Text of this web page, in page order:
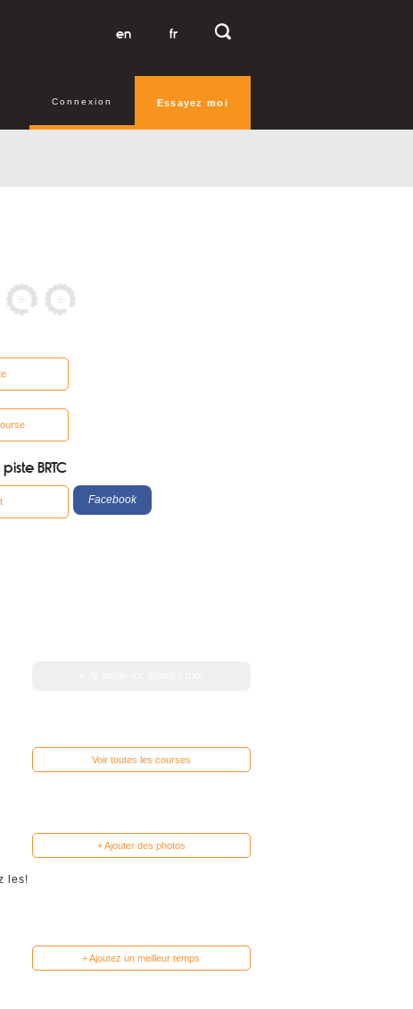
en fr
Connexion Essayez moi
BRTC
Facebook
Voir toutes les courses
+ Ajouter des photos
les!
+ Ajoutez un meilleur temps